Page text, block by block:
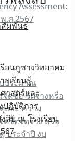
Assessment:
.ศ.2567
ประมาณ
จัดซื้อ จัดจ้างหรือ
และ ความ
ดซื้อจัดจ้าง หรือ
ประจําปี งบ
สัมพันธ์
ยน​ภูซาง​วิทยาคม​
เรียนรู้
าสตร์และ
ปฏิบัติการ
สิบ ณ โรงเรียน